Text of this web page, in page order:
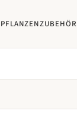
PFLANZENZUBEHÖR